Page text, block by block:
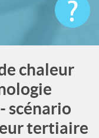
chaleur
scénario
tertiaire